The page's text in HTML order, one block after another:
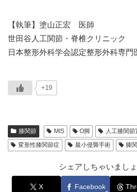
【執筆】塗山正宏 医師
世田谷人工関節・脊椎クリニック
日本整形外科学会認定整形外科専門
+19
膝関節 MIS O脚
人工膝関節
変形性膝関節症
最小侵襲手術 膝
シェアしちゃいまし
X Facebook